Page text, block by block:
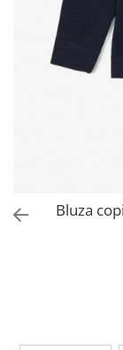
Pantaloni scurți
Lenjerie
Chiloti Gravide
Sutiene /
Bluza